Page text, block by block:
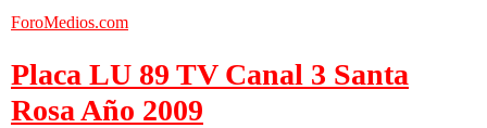
ForoMedios.com
Placa LU 89 TV Canal 3 Santa
Rosa Año 2009